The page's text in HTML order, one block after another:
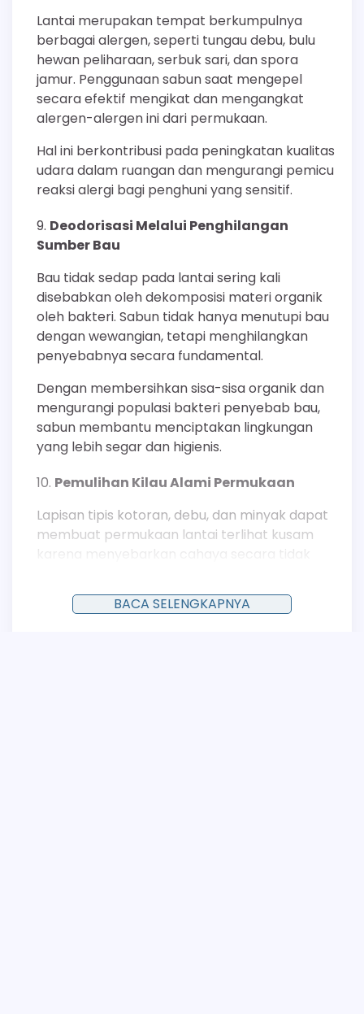
Lantai merupakan tempat berkumpulnya
berbagai alergen, seperti tungau debu, bulu
hewan peliharaan, serbuk sari, dan spora
jamur. Penggunaan sabun saat mengepel
secara efektif mengikat dan mengangkat
alergen-alergen ini dari permukaan.
Hal ini berkontribusi pada peningkatan kualitas
udara dalam ruangan dan mengurangi pemicu
reaksi alergi bagi penghuni yang sensitif.
Deodorisasi Melalui Penghilangan
Sumber Bau
Bau tidak sedap pada lantai sering kali
disebabkan oleh dekomposisi materi organik
oleh bakteri. Sabun tidak hanya menutupi bau
dengan wewangian, tetapi menghilangkan
penyebabnya secara fundamental.
Dengan membersihkan sisa-sisa organik dan
mengurangi populasi bakteri penyebab bau,
sabun membantu menciptakan lingkungan
yang lebih segar dan higienis.
Pemulihan Kilau Alami Permukaan
Lapisan tipis kotoran, debu, dan minyak dapat
membuat permukaan lantai terlihat kusam
karena menyebarkan cahaya secara tidak
secara menyeluruh, sabun membantu
mengembalikan kemampuan permukaan asli
BACA SELENGKAPNYA